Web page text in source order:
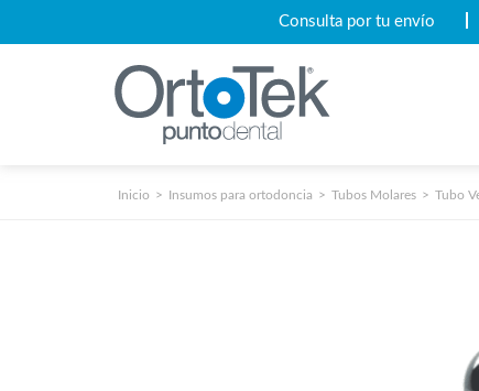
Consulta por tu envío
Inicio Insumos para ortodoncia Tubos Molares Tubo